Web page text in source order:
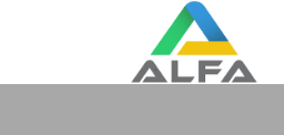
محتوا